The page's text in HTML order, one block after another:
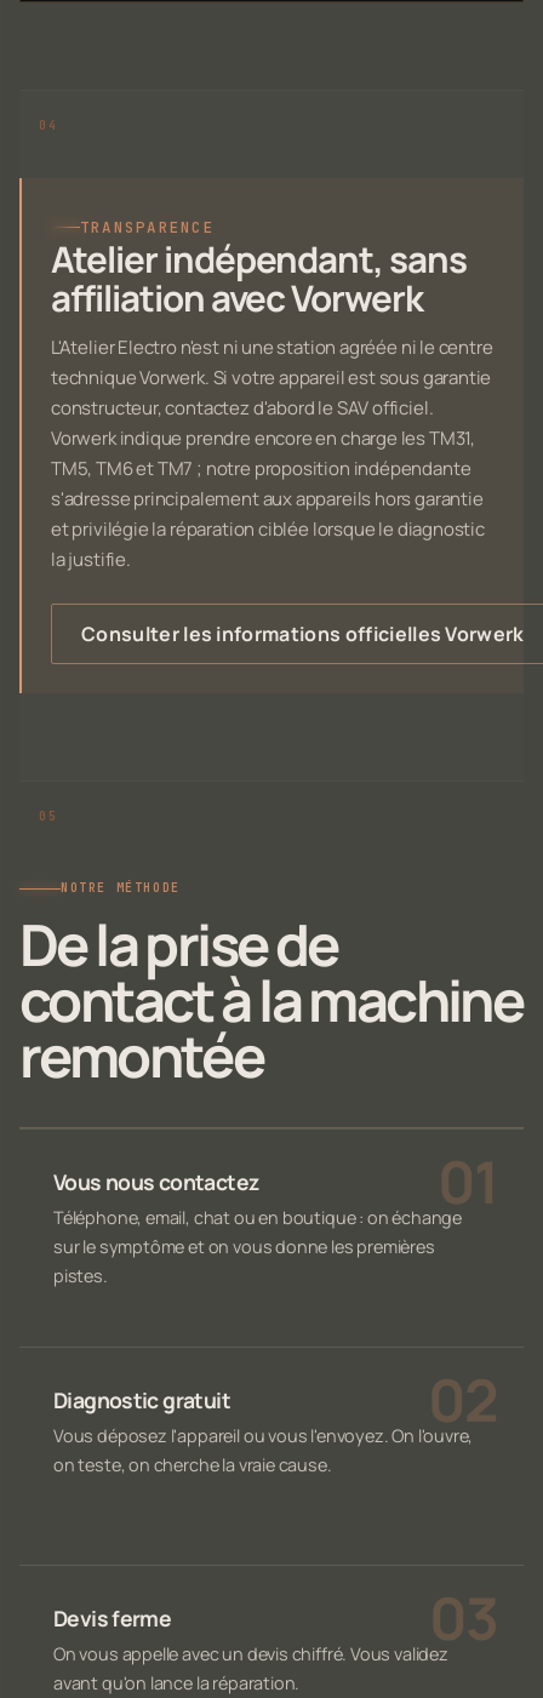
TRANSPARENCE
Atelier indépendant, sans
affiliation avec Vorwerk
L'Atelier Electro n'est ni une station agréée ni le centre
technique Vorwerk. Si votre appareil est sous garantie
constructeur, contactez d'abord le SAV officiel.
Vorwerk indique prendre encore en charge les TM31,
TM5, TM6 et TM7 ; notre proposition indépendante
s'adresse principalement aux appareils hors garantie
et privilégie la réparation ciblée lorsque le diagnostic
la justifie.
Consulter les informations officielles Vorwerk
NOTRE MÉTHODE
De la prise de
contact à la machine
remontée
Vous nous contactez
Téléphone, email, chat ou en boutique : on échange
sur le symptôme et on vous donne les premières
pistes.
Diagnostic gratuit
Vous déposez l'appareil ou vous l'envoyez. On l'ouvre,
on teste, on cherche la vraie cause.
Devis ferme
On vous appelle avec un devis chiffré. Vous validez
avant qu'on lance la réparation.